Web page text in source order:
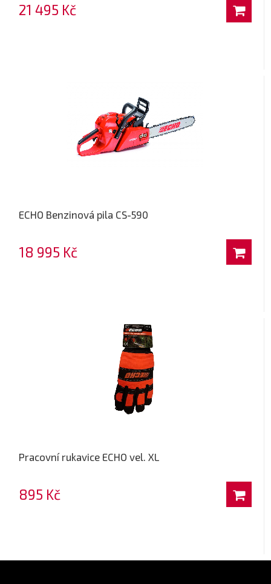
21 495 Kč
ECHO Benzinová pila CS-590
18 995 Kč
Pracovní rukavice ECHO vel. XL
895 Kč